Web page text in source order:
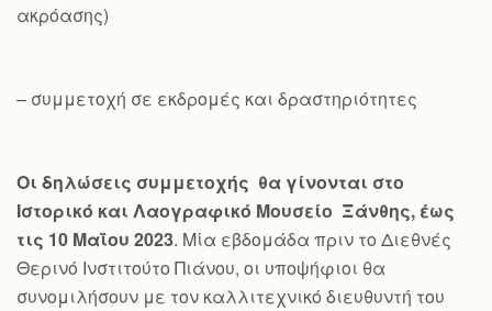
ακρόασης)
– συμμετοχή σε εκδρομές και δραστηριότητες
Οι δηλώσεις συμμετοχής θα γίνονται στο
Ιστορικό και Λαογραφικό Μουσείο Ξάνθης, έως
τις 10 Μαΐου 2023. Μία εβδομάδα πριν το Διεθνές
Θερινό Ινστιτούτο Πιάνου, οι υποψήφιοι θα
συνομιλήσουν με τον καλλιτεχνικό διευθυντή του